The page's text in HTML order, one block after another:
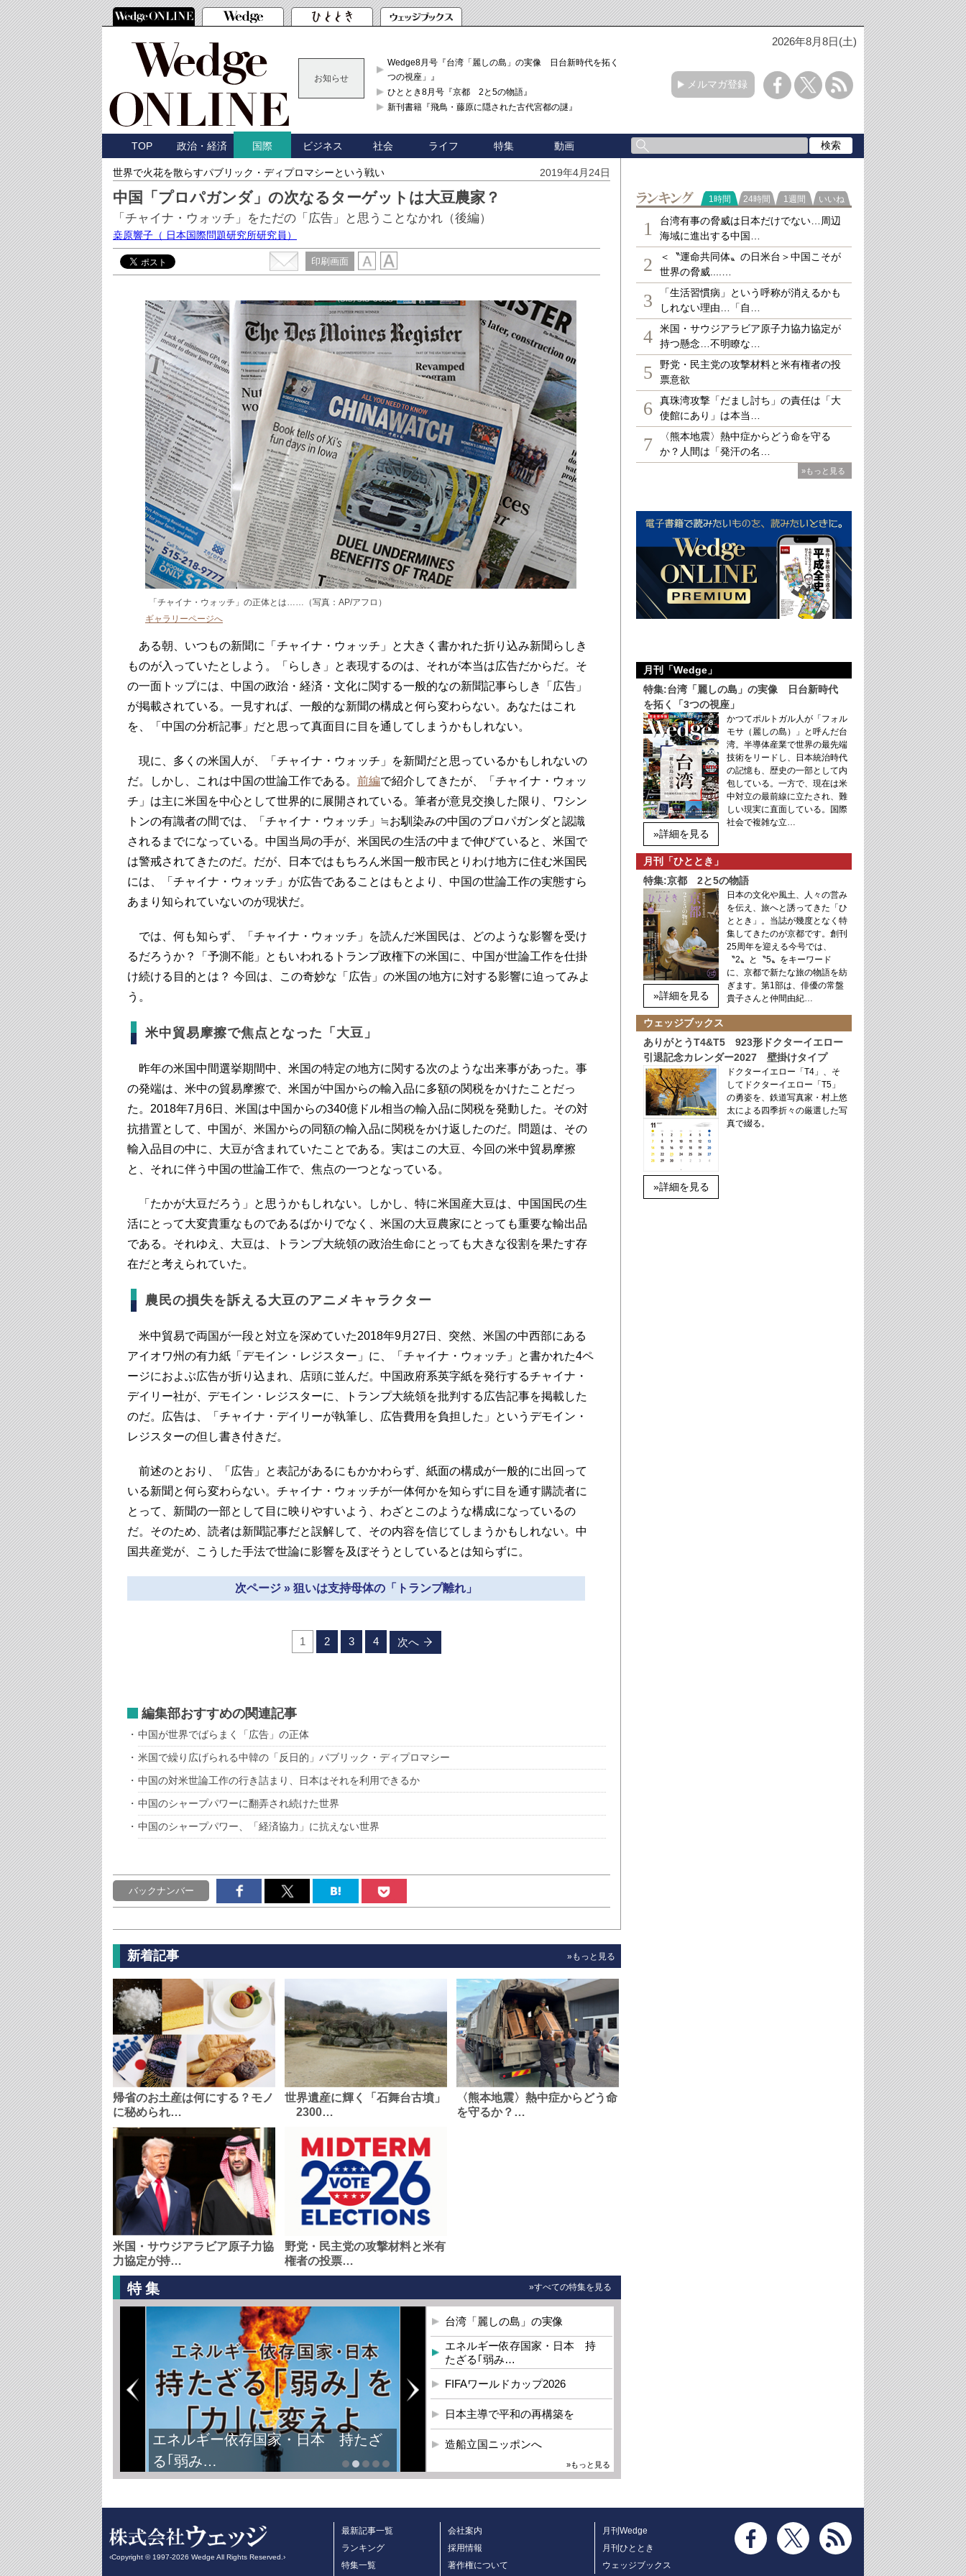
2026年8月8日(土)
お知らせ
Wedge8月号『台湾「麗しの島」の実像 日台新時代を拓く「3
つの視座」』
ひととき8月号『京都 2と5の物語』
新刊書籍『飛鳥・藤原に隠された古代宮都の謎』
メルマガ登録
TOP 政治・経済 国際 ビジネス 社会 ライフ 特集 動画
世界で火花を散らすパブリック・ディプロマシーという戦い 2019年4月24日
中国「プロパガンダ」の次なるターゲットは大豆農家？
「チャイナ・ウォッチ」をただの「広告」と思うことなかれ（後編）
桒原響子 （ 日本国際問題研究所研究員）
印刷画面
「チャイナ・ウォッチ」の正体とは……（写真：AP/アフロ）
ギャラリーページへ
ある朝、いつもの新聞に「チャイナ・ウォッチ」と大きく書かれた折り込み新聞らしき
ものが入っていたとしよう。「らしき」と表現するのは、それが本当は広告だからだ。そ
の一面トップには、中国の政治・経済・文化に関する一般的なの新聞記事らしき「広告」
が掲載されている。一見すれば、一般的な新聞の構成と何ら変わらない。あなたはこれ
を、「中国の分析記事」だと思って真面目に目を通してしまうかもしれない。
現に、多くの米国人が、「チャイナ・ウォッチ」を新聞だと思っているかもしれないの
だ。しかし、これは中国の世論工作である。 前編で紹介してきたが、「チャイナ・ウォッ
チ」は主に米国を中心として世界的に展開されている。筆者が意見交換した限り、ワシン
トンの有識者の間では、「チャイナ・ウォッチ」≒お馴染みの中国のプロパガンダと認識
されるまでになっている。中国当局の手が、米国民の生活の中まで伸びていると、米国で
は警戒されてきたのだ。だが、日本ではもちろん米国一般市民とりわけ地方に住む米国民
には、「チャイナ・ウォッチ」が広告であることはもとより、中国の世論工作の実態すら
あまり知られていないのが現状だ。
では、何も知らず、「チャイナ・ウォッチ」を読んだ米国民は、どのような影響を受け
るだろうか？「予測不能」ともいわれるトランプ政権下の米国に、中国が世論工作を仕掛
け続ける目的とは？ 今回は、この奇妙な「広告」の米国の地方に対する影響に迫ってみよ
う。
米中貿易摩擦で焦点となった「大豆」
昨年の米国中間選挙期間中、米国の特定の地方に関する次のような出来事があった。事
の発端は、米中の貿易摩擦で、米国が中国からの輸入品に多額の関税をかけたことだっ
た。2018年7月6日、米国は中国からの340億ドル相当の輸入品に関税を発動した。その対
抗措置として、中国が、米国からの同額の輸入品に関税をかけ返したのだ。問題は、その
輸入品目の中に、大豆が含まれていたことである。実はこの大豆、今回の米中貿易摩擦
と、それに伴う中国の世論工作で、焦点の一つとなっている。
「たかが大豆だろう」と思うかもしれない。しかし、特に米国産大豆は、中国国民の生
活にとって大変貴重なものであるばかりでなく、米国の大豆農家にとっても重要な輸出品
である。それゆえ、大豆は、トランプ大統領の政治生命にとっても大きな役割を果たす存
在だと考えられていた。
農民の損失を訴える大豆のアニメキャラクター
米中貿易で両国が一段と対立を深めていた2018年9月27日、突然、米国の中西部にある
アイオワ州の有力紙「デモイン・レジスター」に、「チャイナ・ウォッチ」と書かれた4ペ
ージにおよぶ広告が折り込まれ、店頭に並んだ。中国政府系英字紙を発行するチャイナ・
デイリー社が、デモイン・レジスターに、トランプ大統領を批判する広告記事を掲載した
のだ。広告は、「チャイナ・デイリーが執筆し、広告費用を負担した」というデモイン・
レジスターの但し書き付きだ。
前述のとおり、「広告」と表記があるにもかかわらず、紙面の構成が一般的に出回って
いる新聞と何ら変わらない。チャイナ・ウォッチが一体何かを知らずに目を通す購読者に
とって、新聞の一部として目に映りやすいよう、わざとこのような構成になっているの
だ。そのため、読者は新聞記事だと誤解して、その内容を信じてしまうかもしれない。中
国共産党が、こうした手法で世論に影響を及ぼそうとしているとは知らずに。
次ページ » 狙いは支持母体の「トランプ離れ」
1 2 3 4 次へ
編集部おすすめの関連記事
中国が世界でばらまく「広告」の正体
米国で繰り広げられる中韓の「反日的」パブリック・ディプロマシー
中国の対米世論工作の行き詰まり、日本はそれを利用できるか
中国のシャープパワーに翻弄され続けた世界
中国のシャープパワー、「経済協力」に抗えない世界
バックナンバー
新着記事 »もっと見る
帰省のお土産は何にする？モノ
に秘められ…
世界遺産に輝く「石舞台古墳」
2300…
〈熊本地震〉熱中症からどう命
を守るか？…
米国・サウジアラビア原子力協
力協定が持…
野党・民主党の攻撃材料と米有
権者の投票…
特集 »すべての特集を見る
FIFAワールドカップ2026
台湾「麗しの島」の実像
エネルギー依存国家・日本 持
たざる｢弱み…
FIFAワールドカップ2026
日本主導で平和の再構築を
造船立国ニッポンへ
»もっと見る
ランキング
1時間 24時間 1週間 いいね
1
台湾有事の脅威は日本だけでない…周辺
海域に進出する中国…
2
＜〝運命共同体〟の日米台＞中国こそが
世界の脅威....…
3
「生活習慣病」という呼称が消えるかも
しれない理由…「自…
4
米国・サウジアラビア原子力協力協定が
持つ懸念…不明瞭な…
5
野党・民主党の攻撃材料と米有権者の投
票意欲
6
真珠湾攻撃「だまし討ち」の責任は「大
使館にあり」は本当…
7
〈熊本地震〉熱中症からどう命を守る
か？人間は「発汗の名…
»もっと見る
月刊「Wedge」
特集:台湾「麗しの島」の実像 日台新時代
を拓く「3つの視座」
»詳細を見る
かつてポルトガル人が「フォル
モサ（麗しの島）」と呼んだ台
湾。半導体産業で世界の最先端
技術をリードし、日本統治時代
の記憶も、歴史の一部として内
包している。一方で、現在は米
中対立の最前線に立たされ、難
しい現実に直面している。国際
社会で複雑な立…
月刊「ひととき」
特集:京都 2と5の物語
»詳細を見る
日本の文化や風土、人々の営み
を伝え、旅へと誘ってきた「ひ
ととき」。当誌が幾度となく特
集してきたのが京都です。創刊
25周年を迎える今号では、
〝2〟と〝5〟をキーワード
に、京都で新たな旅の物語を紡
ぎます。第1部は、俳優の常盤
貴子さんと仲間由紀…
ウェッジブックス
ありがとうT4&T5 923形ドクターイエロー
引退記念カレンダー2027 壁掛けタイプ
»詳細を見る
ドクターイエロー「T4」、そ
してドクターイエロー「T5」
の勇姿を、鉄道写真家・村上悠
太による四季折々の厳選した写
真で綴る。
‹Copyright © 1997-2026 Wedge All Rights Reserved.›
最新記事一覧
ランキング
特集一覧
会社案内
採用情報
著作権について
月刊Wedge
月刊ひととき
ウェッジブックス